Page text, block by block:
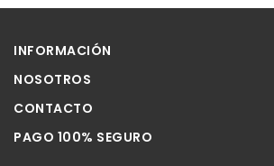
INFORMACIÓN
NOSOTROS
CONTACTO
PAGO 100% SEGURO